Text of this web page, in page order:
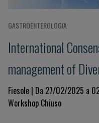
GASTROENTEROLOGIA
International
management of
Colon: The Florence
Fiesole | Da 27/02/2025 a
Workshop Chiuso